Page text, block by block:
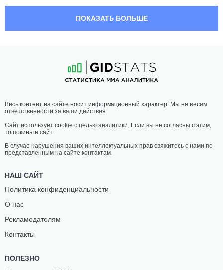
ЭРНАНДЕЗ
2-3- 0
01:00 МСК•
ПОЛУСРЕДНИЙ ВЕС 77.1 КГ
БЛЭЙР
ПОКАЗАТЬ БОЛЬШЕ
Весь контент на сайте носит информационный характер. Мы не несем
ответственности за ваши действия.
Сайт использует cookie с целью аналитики. Если вы не согласны с этим,
то покиньте сайт.
В случае нарушения ваших интеллектуальных прав свяжитесь с нами по
представленным на сайте контактам.
НАШ САЙТ
Политика конфиденциальности
О нас
Рекламодателям
Контакты
ПОЛЕЗНО